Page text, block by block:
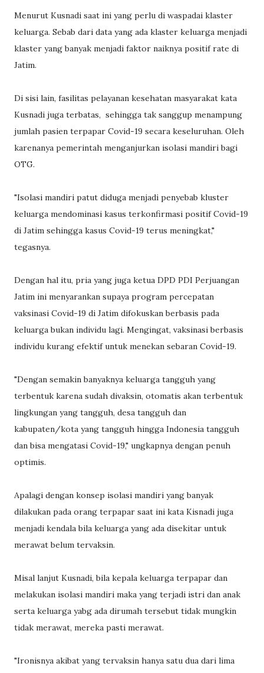
Menurut Kusnadi saat ini yang perlu di waspadai klaster
keluarga. Sebab dari data yang ada klaster keluarga menjadi
klaster yang banyak menjadi faktor naiknya positif rate di
Jatim.
Di sisi lain, fasilitas pelayanan kesehatan masyarakat kata
Kusnadi juga terbatas, sehingga tak sanggup menampung
jumlah pasien terpapar Covid-19 secara keseluruhan. Oleh
karenanya pemerintah menganjurkan isolasi mandiri bagi
OTG.
"Isolasi mandiri patut diduga menjadi penyebab kluster
keluarga mendominasi kasus terkonfirmasi positif Covid-19
di Jatim sehingga kasus Covid-19 terus meningkat,"
tegasnya.
Dengan hal itu, pria yang juga ketua DPD PDI Perjuangan
Jatim ini menyarankan supaya program percepatan
vaksinasi Covid-19 di Jatim difokuskan berbasis pada
keluarga bukan individu lagi. Mengingat, vaksinasi berbasis
individu kurang efektif untuk menekan sebaran Covid-19.
"Dengan semakin banyaknya keluarga tangguh yang
terbentuk karena sudah divaksin, otomatis akan terbentuk
lingkungan yang tangguh, desa tangguh dan
kabupaten/kota yang tangguh hingga Indonesia tangguh
dan bisa mengatasi Covid-19," ungkapnya dengan penuh
optimis.
Apalagi dengan konsep isolasi mandiri yang banyak
dilakukan pada orang terpapar saat ini kata Kisnadi juga
menjadi kendala bila keluarga yang ada disekitar untuk
merawat belum tervaksin.
Misal lanjut Kusnadi, bila kepala keluarga terpapar dan
melakukan isolasi mandiri maka yang terjadi istri dan anak
serta keluarga yabg ada dirumah tersebut tidak mungkin
tidak merawat, mereka pasti merawat.
"Ironisnya akibat yang tervaksin hanya satu dua dari lima